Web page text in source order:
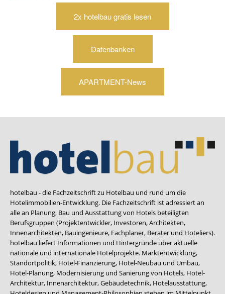
2x hotelbau gratis lesen
Datenbanken
APARTMENT-News
hotelbau - die Fachzeitschrift zu Hotelbau und rund um die
Hotelimmobilien-Entwicklung. Die Fachzeitschrift ist adressiert an
alle an Planung, Bau und Ausstattung von Hotels beteiligten
Berufsgruppen (Projektentwickler, Investoren, Architekten,
Innenarchitekten, Bauingenieure, Fachplaner, Berater und Hoteliers).
hotelbau liefert Informationen und Hintergründe über aktuelle
nationale und internationale Hotelprojekte. Marktentwicklung,
Standortpolitik, Hotel-Finanzierung, Hotel-Neubau und Umbau,
Hotel-Planung, Modernisierung und Sanierung von Hotels, Hotel-
Architektur, Innenarchitektur, Gebäudetechnik, Hotelausstattung,